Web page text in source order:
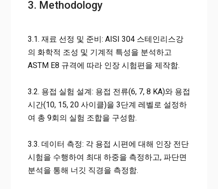
3. Methodology
3.1. 재료 선정 및 준비: AISI 304 스테인리스강
의 화학적 조성 및 기계적 특성을 분석하고
ASTM E8 규격에 따라 인장 시험편을 제작함.
3.2. 용접 실험 설계: 용접 전류(6, 7, 8 KA)와 용접
시간(10, 15, 20 사이클)을 3단계 레벨로 설정하
여 총 9회의 실험 조합을 구성함.
3.3. 데이터 측정: 각 용접 시편에 대해 인장 전단
시험을 수행하여 최대 하중을 측정하고, 파단면
분석을 통해 너깃 직경을 측정함.